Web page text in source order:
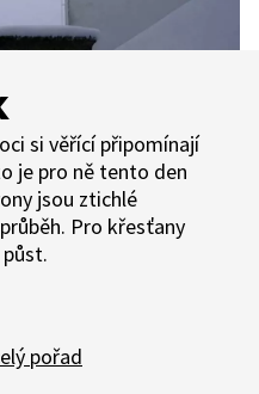
si věřící připomínají
je pro ně tento den
jsou ztichlé
Pro křesťany
pořad